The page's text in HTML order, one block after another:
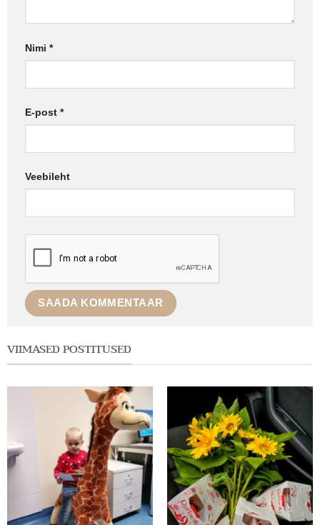
Nimi *
E-post *
Veebileht
VIIMASED POSTITUSED